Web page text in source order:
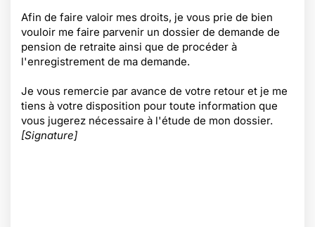
Afin de faire valoir mes droits, je vous prie de bien
vouloir me faire parvenir un dossier de demande de
pension de retraite ainsi que de procéder à
l'enregistrement de ma demande.
Je vous remercie par avance de votre retour et je me
tiens à votre disposition pour toute information que
vous jugerez nécessaire à l'étude de mon dossier.
[Signature]